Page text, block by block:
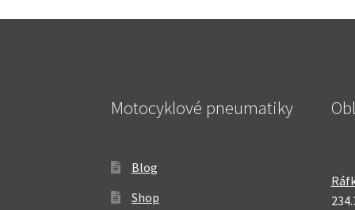
Motocyklové pneumatiky
Blog
Shop